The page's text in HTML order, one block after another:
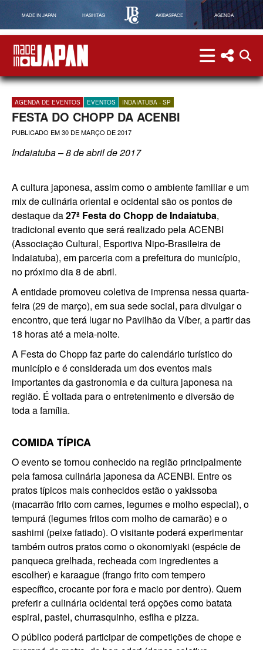
MADE IN JAPAN HASHITAG AKIBASPACE AGENDA
menu menu
AGENDA DE EVENTOS EVENTOS INDAIATUBA - SP
FESTA DO CHOPP DA ACENBI
PUBLICADO EM30 DE MARÇO DE 2017
Indaiatuba – 8 de abril de 2017
A cultura japonesa, assim como o ambiente familiar e um
mix de culinária oriental e ocidental são os pontos de
destaque da27ª Festa do Chopp de Indaiatuba,
tradicional evento que será realizado pela ACENBI
(Associação Cultural, Esportiva Nipo-Brasileira de
Indaiatuba), em parceria com a prefeitura do município,
no próximo dia 8 de abril.
A entidade promoveu coletiva de imprensa nessa quarta-
feira (29 de março), em sua sede social, para divulgar o
encontro, que terá lugar no Pavilhão da Víber, a partir das
18 horas até a meia-noite.
A Festa do Chopp faz parte do calendário turístico do
município e é considerada um dos eventos mais
importantes da gastronomia e da cultura japonesa na
região. É voltada para o entretenimento e diversão de
toda a família.
COMIDA TÍPICA
O evento se tornou conhecido na região principalmente
pela famosa culinária japonesa da ACENBI. Entre os
pratos típicos mais conhecidos estão o yakissoba
(macarrão frito com carnes, legumes e molho especial), o
tempurá (legumes fritos com molho de camarão) e o
sashimi (peixe fatiado). O visitante poderá experimentar
também outros pratos como o okonomiyaki (espécie de
panqueca grelhada, recheada com ingredientes a
escolher) e karaague (frango frito com tempero
específico, crocante por fora e macio por dentro). Quem
preferir a culinária ocidental terá opções como batata
espiral, pastel, churrasquinho, esfiha e pizza.
O público poderá participar de competições de chope e